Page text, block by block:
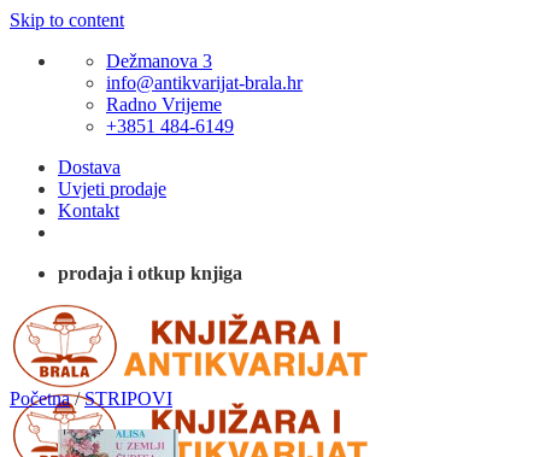
Skip to content
Dežmanova 3
info@antikvarijat-brala.hr
Radno Vrijeme
+3851 484-6149
Dostava
Uvjeti prodaje
Kontakt
prodaja i otkup knjiga
Početna / STRIPOVI